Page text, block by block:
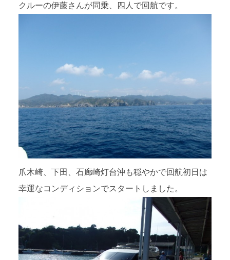
クルーの伊藤さんが同乗、四人で回航です。
爪木崎、下田、石廊崎灯台沖も穏やかで回航初日は
幸運なコンディションでスタートしました。